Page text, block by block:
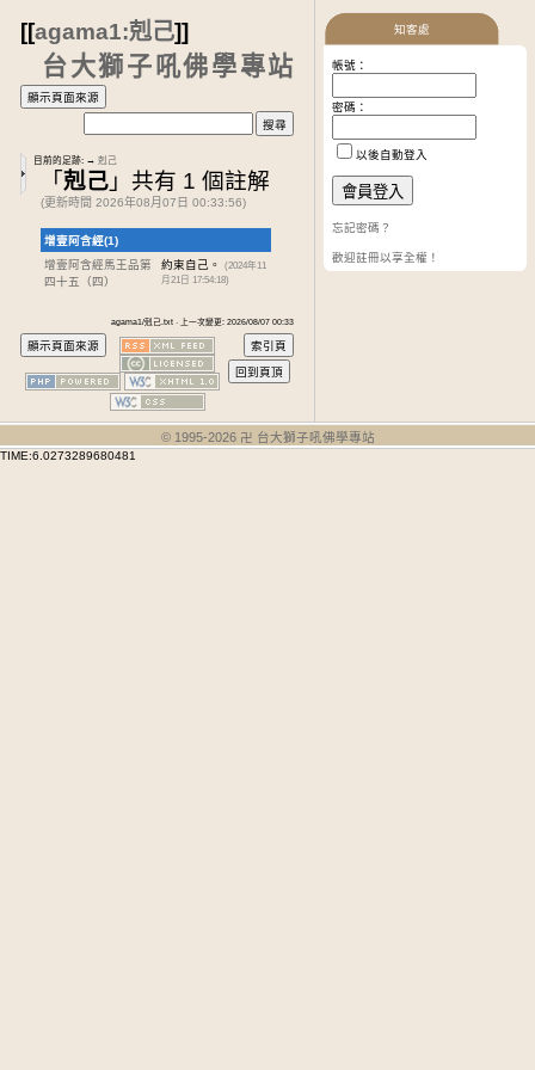
[[agama1:剋己]]
台大獅子吼佛學專站
目前的足跡: → 剋己
「剋己」共有 1 個註解
(更新時間 2026年08月07日 00:33:56)
增壹阿含經(1)
增壹阿含經馬王品第
四十五 （四）
約束自己。
(2024年11
月21日 17:54:18)
agama1/剋己.txt · 上一次變更: 2026/08/07 00:33
知客處
帳號：
密碼：
以後自動登入
忘記密碼？
歡迎註冊以享全權！
© 1995-2026 卍 台大獅子吼佛學專站
TIME:6.0273289680481